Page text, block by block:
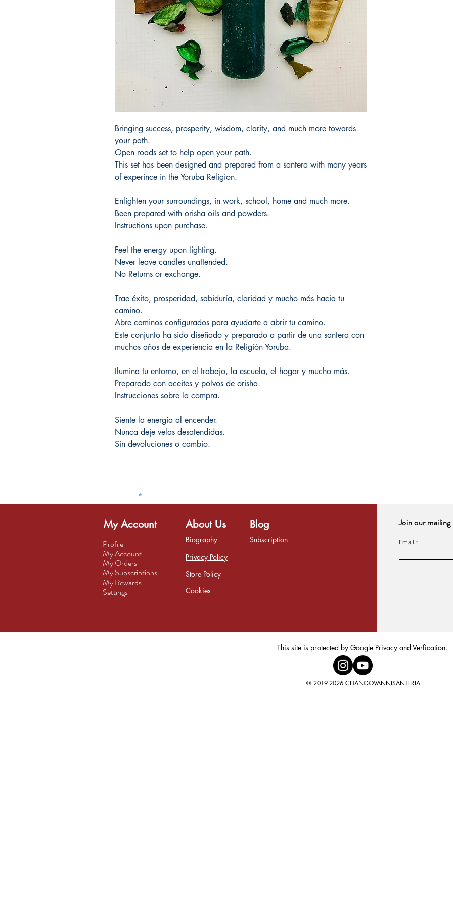
Bringing success, prosperity, wisdom, clarity, and much more towards
your path.
Open roads set to help open your path.
This set has been designed and prepared from a santera with many years
of experince in the Yoruba Religion.
Enlighten your surroundings, in work, school, home and much more.
Been prepared with orisha oils and powders.
Instructions upon purchase.
Feel the energy upon lighting.
Never leave candles unattended.
No Returns or exchange.
Trae éxito, prosperidad, sabiduría, claridad y mucho más hacia tu
camino.
Abre caminos configurados para ayudarte a abrir tu camino.
Este conjunto ha sido diseñado y preparado a partir de una santera con
muchos años de experiencia en la Religión Yoruba.
Ilumina tu entorno, en el trabajo, la escuela, el hogar y mucho más.
Preparado con aceites y polvos de orisha.
Instrucciones sobre la compra.
Siente la energía al encender.
Nunca deje velas desatendidas.
Sin devoluciones o cambio.
My Account
Profile
My Account
My Orders
My Subscriptions
My Rewards
Settings
About Us
Biography
Privacy Policy
Store Policy
Cookies
Blog
Subscription
Join our
Email
This site is protected by Google Privacy and Verfication.
© 2019-2026 CHANGOVANNISANTERIA